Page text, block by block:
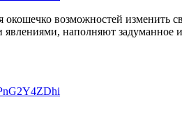
окошечко возможностей
наполняют задуманное